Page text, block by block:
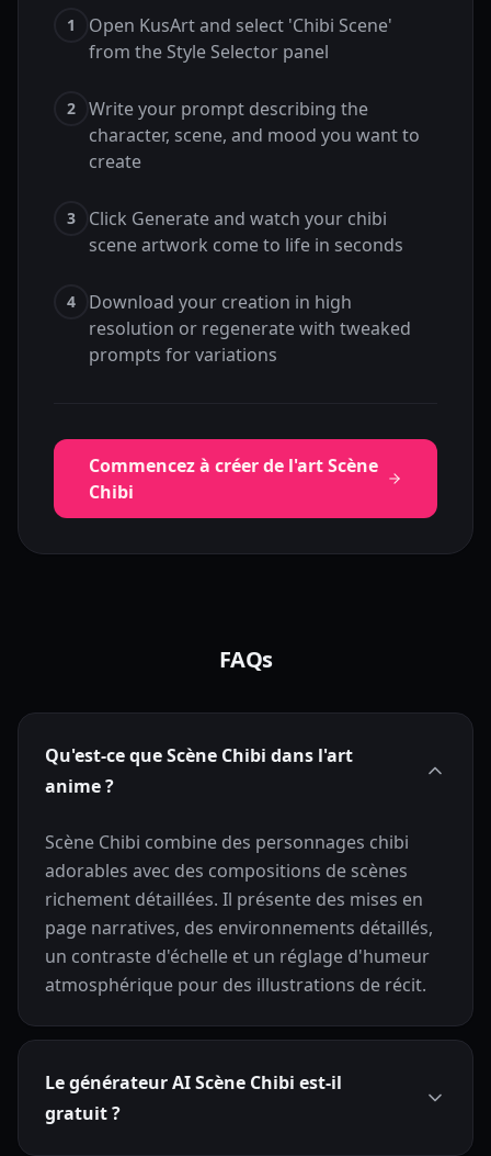
1
Open KusArt and select 'Chibi Scene'
from the Style Selector panel
2
Write your prompt describing the
character, scene, and mood you want to
create
3
Click Generate and watch your chibi
scene artwork come to life in seconds
4
Download your creation in high
resolution or regenerate with tweaked
prompts for variations
Commencez à créer de l'art Scène
Chibi
FAQs
Qu'est-ce que Scène Chibi dans l'art
anime ?
Scène Chibi combine des personnages chibi
adorables avec des compositions de scènes
richement détaillées. Il présente des mises en
page narratives, des environnements détaillés,
un contraste d'échelle et un réglage d'humeur
atmosphérique pour des illustrations de récit.
Le générateur AI Scène Chibi est-il
gratuit ?